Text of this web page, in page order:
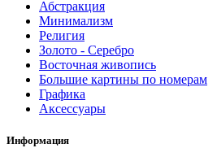
Абстракция
Минимализм
Религия
Золото - Серебро
Восточная живопись
Большие картины по номерам
Графика
Аксессуары
Информация